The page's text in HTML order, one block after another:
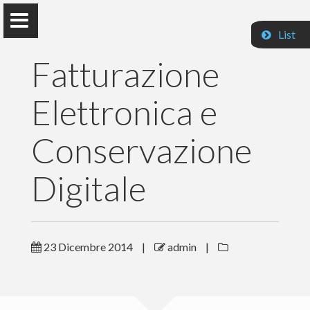
Paolo Prandini
Home
Insegnamenti
List
Fatturazione
Elettronica e
Conservazione
Digitale
23 Dicembre 2014 | admin |